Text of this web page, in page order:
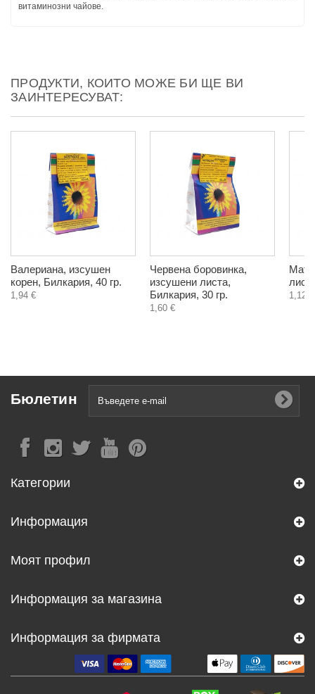
витаминозни чайове.
ПРОДУКТИ, КОИТО МОЖЕ БИ ЩЕ ВИ
ЗАИНТЕРЕСУВАТ:
Валериана, изсушен
корен, Билкария, 40 гр.
1,94 €
Червена боровинка,
изсушени листа,
Билкария, 30 гр.
1,60 €
1,12 €
Бюлетин
Категории
Информация
Моят профил
Информация за магазина
Информация за фирмата